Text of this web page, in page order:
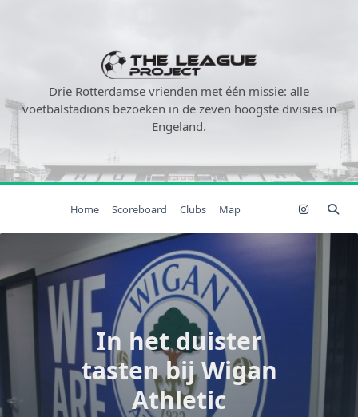
Drie Rotterdamse vrienden met één missie: alle
voetbalstadions bezoeken in de zeven hoogste divisies in
Engeland.
Home Scoreboard Clubs Map
In het duister
tasten bij Wigan
Athletic